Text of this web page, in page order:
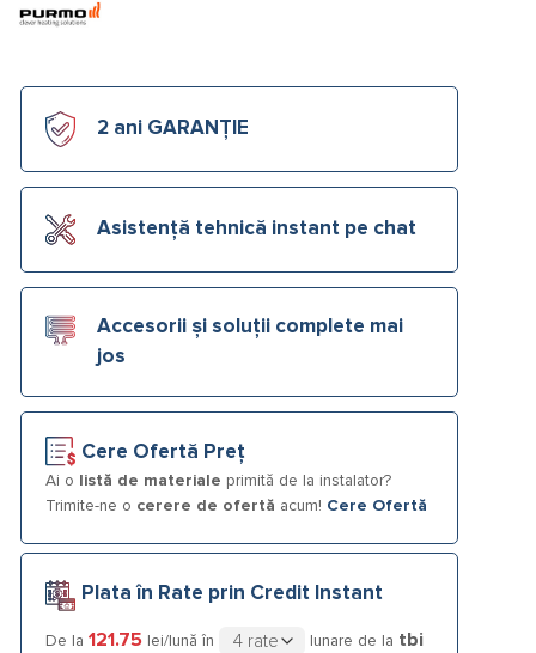
2 ani GARANȚIE
Asistență tehnică instant pe chat
Accesorii și soluții complete mai
jos
Cere Ofertă Preț
Ai o listă de materiale primită de la instalator?
Trimite-ne o cerere de ofertă acum! Cere Ofertă
Plata în Rate prin Credit Instant
De la 121.75 lei/lună în lunare de la tbi